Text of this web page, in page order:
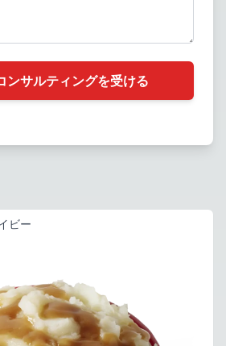
ビー
ンサルティングを受ける